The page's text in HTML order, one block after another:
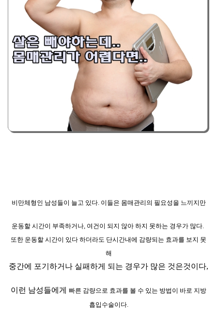
비만체형인 남성들이 늘고 있다. 이들은 몸매관리의 필요성을 느끼지만
운동할 시간이 부족하거나, 여건이 되지 않아 하지 못하는 경우가 많다.
또한 운동할 시간이 있다 하더라도 단시간내에 감량되는 효과를 보지 못
해
중간에 포기하거나 실패하게 되는 경우가 많은 것은것이다,
이런 남성들에게 빠른 감량으로 효과를 볼 수 있는 방법이 바로 지방
흡입수술이다.